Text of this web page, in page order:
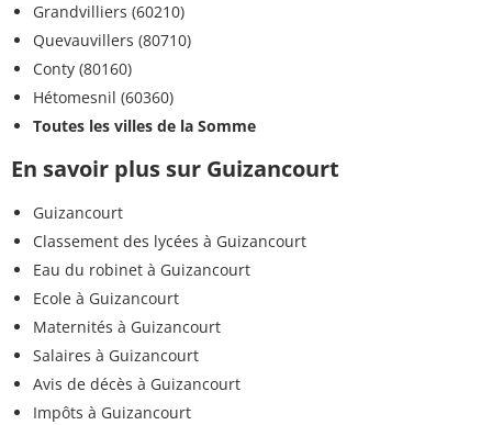
Grandvilliers (60210)
Quevauvillers (80710)
Conty (80160)
Hétomesnil (60360)
Toutes les villes de la Somme
En savoir plus sur Guizancourt
Guizancourt
Classement des lycées à Guizancourt
Eau du robinet à Guizancourt
Ecole à Guizancourt
Maternités à Guizancourt
Salaires à Guizancourt
Avis de décès à Guizancourt
Impôts à Guizancourt